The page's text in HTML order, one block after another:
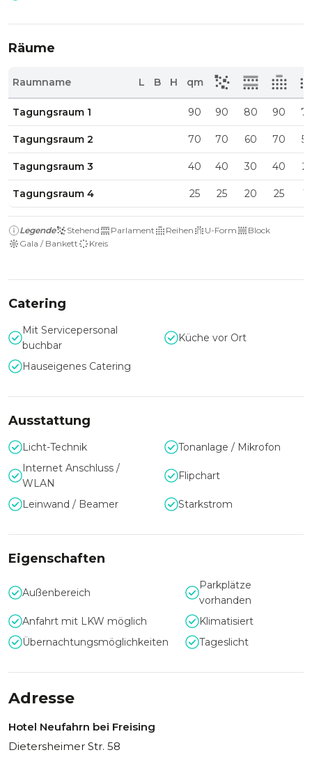
Räume
Raumname L B H qm
Tagungsraum 1 90 90 80 90
Tagungsraum 2 70 70 60 70
Tagungsraum 3 40 40 30 40 25
Tagungsraum 4 25 25 20 25 15
Legende Stehend Parlament Reihen U-Form
Block
Gala / Bankett
Kreis
Catering
Mit Servicepersonal
buchbar
Küche vor Ort
Hauseigenes Catering
Ausstattung
Licht-Technik
Tonanlage / Mikrofon
Internet Anschluss /
WLAN
Flipchart
Leinwand / Beamer Starkstrom
Eigenschaften
Außenbereich
Parkplätze
vorhanden
Anfahrt mit LKW möglich
Klimatisiert
Übernachtungsmöglichkeiten
Tageslicht
Adresse
Hotel Neufahrn bei Freising
Dietersheimer Str. 58